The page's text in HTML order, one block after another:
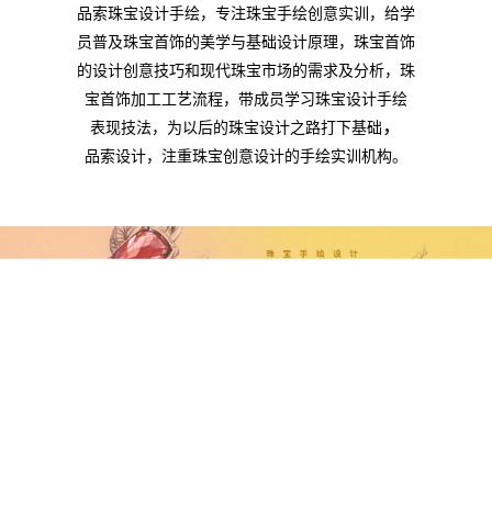
品索珠宝设计手绘，专注珠宝手绘创意实训，给学
员普及珠宝首饰的美学与基础设计原理，珠宝首饰
的设计创意技巧和现代珠宝市场的需求及分析，珠
宝首饰加工工艺流程，带成员学习珠宝设计手绘
表现技法，为以后的珠宝设计之路打下基础 ，
品索设计，注重珠宝创意设计的手绘实训机构。